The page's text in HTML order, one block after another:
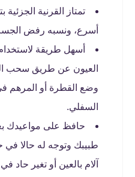
تمتاز القرنية
أسرع، ونسبه رفض
أسهل طريقة
العيون عن طريق سحب
وضع القطرة أو المرهم
السفلي.
حافظ على مواعيدك
طبيبك وتوجه له حالا في
آلام بالعين أو تغير حاد